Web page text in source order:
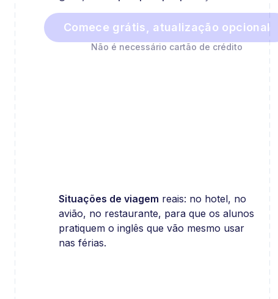
Comece grátis, atualização opcional
Não é necessário cartão de crédito
Situações de viagem reais: no hotel, no
avião, no restaurante, para que os alunos
pratiquem o inglês que vão mesmo usar
nas férias.